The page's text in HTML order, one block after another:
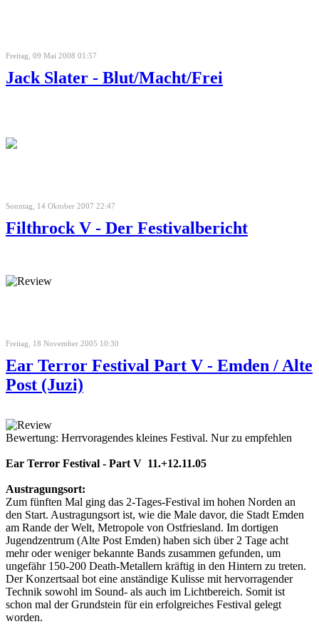
Freitag, 09 Mai 2008 01:57
Jack Slater - Blut/Macht/Frei
Sonntag, 14 Oktober 2007 22:47
Filthrock V - Der Festivalbericht
Freitag, 18 November 2005 10:30
Ear Terror Festival Part V - Emden / Alte
Post (Juzi)
Bewertung: Herrvoragendes kleines Festival. Nur zu empfehlen
Ear Terror Festival - Part V 11.+12.11.05
Austragungsort:
Zum fünften Mal ging das 2-Tages-Festival im hohen Norden an
den Start. Austragungsort ist, wie die Male davor, die Stadt Emden
am Rande der Welt, Metropole von Ostfriesland. Im dortigen
Jugendzentrum (Alte Post Emden) haben sich über 2 Tage acht
mehr oder weniger bekannte Bands zusammen gefunden, um
ungefähr 150-200 Death-Metallern kräftig in den Hintern zu treten.
Der Konzertsaal bot eine anständige Kulisse mit hervorragender
Technik sowohl im Sound- als auch im Lichtbereich. Somit ist
schon mal der Grundstein für ein erfolgreiches Festival gelegt
worden.